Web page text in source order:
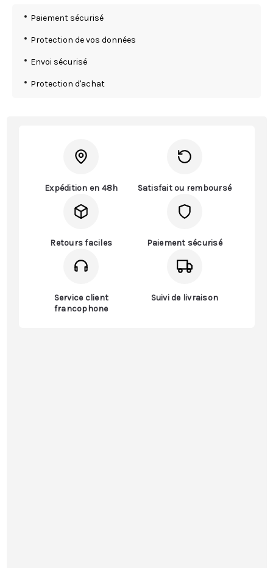
Paiement sécurisé
Protection de vos données
Envoi sécurisé
Protection d'achat
Expédition en 48h Satisfait ou remboursé
Retours faciles Paiement sécurisé
Service client
francophone
Suivi de livraison